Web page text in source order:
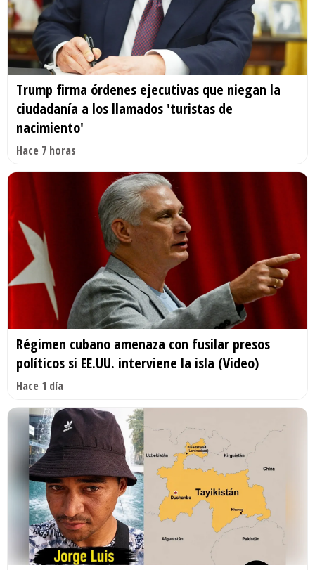
Trump firma órdenes ejecutivas que niegan la
ciudadanía a los llamados 'turistas de
nacimiento'
Hace 7 horas
Régimen cubano amenaza con fusilar presos
políticos si EE.UU. interviene la isla (Video)
Hace 1 día